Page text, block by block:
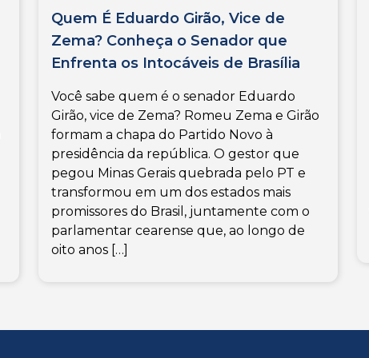
Quem É Eduardo Girão, Vice de
Zema? Conheça o Senador que
Enfrenta os Intocáveis de Brasília
Você sabe quem é o senador Eduardo
Girão, vice de Zema? Romeu Zema e Girão
formam a chapa do Partido Novo à
presidência da república. O gestor que
pegou Minas Gerais quebrada pelo PT e
transformou em um dos estados mais
promissores do Brasil, juntamente com o
parlamentar cearense que, ao longo de
oito anos […]